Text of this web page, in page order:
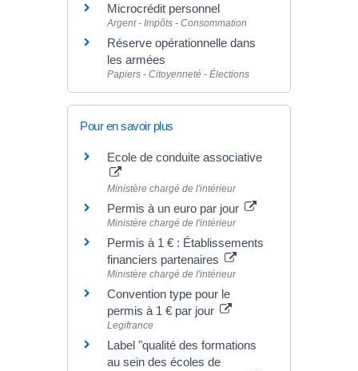
Microcrédit personnel
Argent - Impôts - Consommation
Réserve opérationnelle dans
les armées
Papiers - Citoyenneté - Élections
Pour en savoir plus
Ecole de conduite associative
Ministère chargé de l'intérieur
Permis à un euro par jour
Ministère chargé de l'intérieur
Permis à 1 € : Établissements
financiers partenaires
Ministère chargé de l'intérieur
Convention type pour le
permis à 1 € par jour
Legifrance
Label "qualité des formations
au sein des écoles de